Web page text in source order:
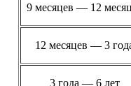
9 месяцев — 12
12 месяцев — 3
3 года — 6 лет